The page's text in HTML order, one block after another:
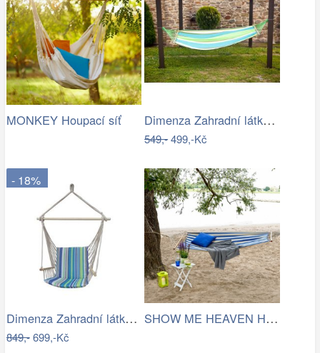
MONKEY Houpací síť Dimenza Zahradní látková houpací síť s…
549,-499,-Kč
- 18%
Dimenza Zahradní látková houpačka…
849,-699,-Kč
SHOW ME HEAVEN Houpací síť, pruhy…